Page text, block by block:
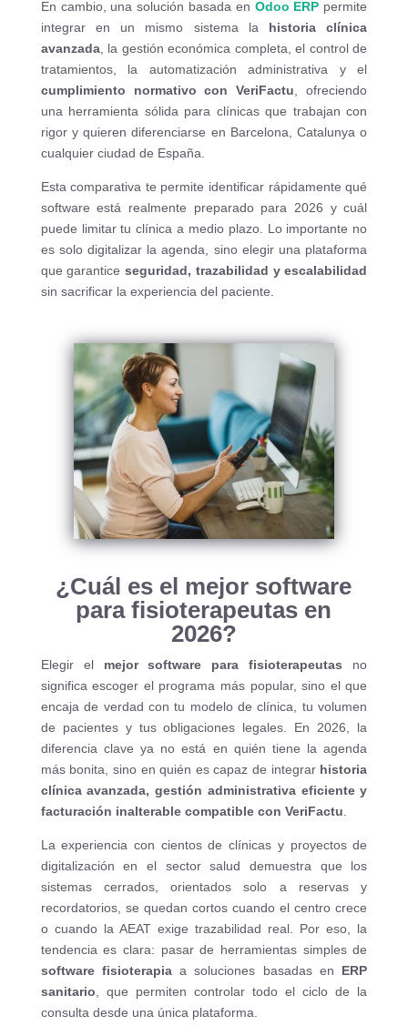
En cambio, una solución basada en Odoo ERP permite
integrar en un mismo sistema la historia clínica
avanzada, la gestión económica completa, el control de
tratamientos, la automatización administrativa y el
cumplimiento normativo con VeriFactu, ofreciendo
una herramienta sólida para clínicas que trabajan con
rigor y quieren diferenciarse en Barcelona, Catalunya o
cualquier ciudad de España.
Esta comparativa te permite identificar rápidamente qué
software está realmente preparado para 2026 y cuál
puede limitar tu clínica a medio plazo. Lo importante no
es solo digitalizar la agenda, sino elegir una plataforma
que garanticeseguridad, trazabilidad y escalabilidad
sin sacrificar la experiencia del paciente.
¿Cuál es el mejor software
para fisioterapeutas en
2026?
Elegir el mejor software para fisioterapeutas no
significa escoger el programa más popular, sino el que
encaja de verdad con tu modelo de clínica, tu volumen
de pacientes y tus obligaciones legales. En 2026, la
diferencia clave ya no está en quién tiene la agenda
más bonita, sino en quién es capaz de integrar historia
clínica avanzada, gestión administrativa eficiente y
facturación inalterable compatible con VeriFactu.
La experiencia con cientos de clínicas y proyectos de
digitalización en el sector salud demuestra que los
sistemas cerrados, orientados solo a reservas y
recordatorios, se quedan cortos cuando el centro crece
o cuando la AEAT exige trazabilidad real. Por eso, la
tendencia es clara: pasar de herramientas simples de
software fisioterapia a soluciones basadas en ERP
sanitario, que permiten controlar todo el ciclo de la
consulta desde una única plataforma.